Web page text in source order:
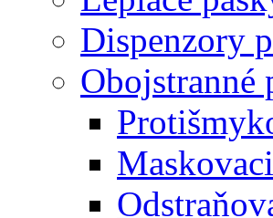
Dispenzory
Obojstranné